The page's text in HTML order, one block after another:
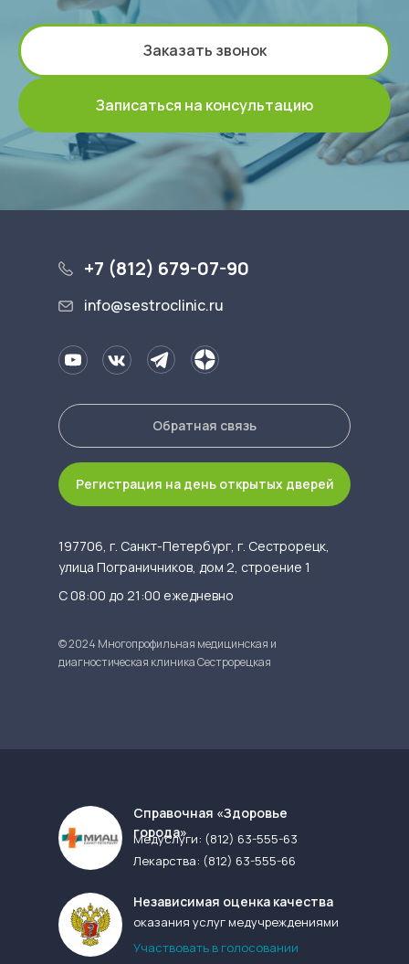
Заказать звонок
Записаться на консультацию
+7 (812) 679-07-90
info@sestroclinic.ru
197706, г. Санкт-Петербург, г. Сестрорецк,
улица Пограничников, дом 2, строение 1
Обратная связь
С 08:00 до 21:00 ежедневно
© 2024 Многопрофильная медицинская и
диагностическая клиника Сестрорецкая
Регистрация на день открытых дверей
Cправочная «Здоровье
города»
Медуслуги: (812) 63-555-63
Лекарства: (812) 63-555-66
Независимая оценка качества
оказания услуг медучреждениями
Участвовать в голосовании